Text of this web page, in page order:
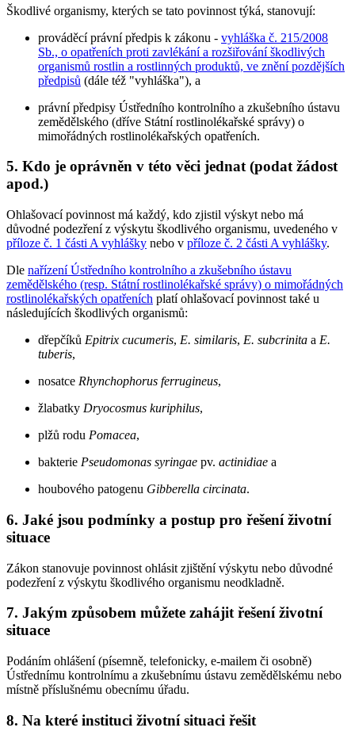
Škodlivé organismy, kterých se tato povinnost týká, stanovují:
prováděcí právní předpis k zákonu - vyhláška č. 215/2008
Sb., o opatřeních proti zavlékání a rozšiřování škodlivých
organismů rostlin a rostlinných produktů, ve znění pozdějších
předpisů (dále též "vyhláška"), a
právní předpisy Ústředního kontrolního a zkušebního ústavu
zemědělského (dříve Státní rostlinolékařské správy) o
mimořádných rostlinolékařských opatřeních.
5. Kdo je oprávněn v této věci jednat (podat žádost
apod.)
Ohlašovací povinnost má každý, kdo zjistil výskyt nebo má
důvodné podezření z výskytu škodlivého organismu, uvedeného v
příloze č. 1 části A vyhlášky nebo v příloze č. 2 části A vyhlášky.
Dle nařízení Ústředního kontrolního a zkušebního ústavu
zemědělského (resp. Státní rostlinolékařské správy) o mimořádných
rostlinolékařských opatřeních platí ohlašovací povinnost také u
následujících škodlivých organismů:
dřepčíků Epitrix cucumeris, E. similaris, E. subcrinita a E.
tuberis,
nosatce Rhynchophorus ferrugineus,
žlabatky Dryocosmus kuriphilus,
plžů rodu Pomacea,
bakterie Pseudomonas syringae pv. actinidiae a
houbového patogenu Gibberella circinata.
6. Jaké jsou podmínky a postup pro řešení životní
situace
Zákon stanovuje povinnost ohlásit zjištění výskytu nebo důvodné
podezření z výskytu škodlivého organismu neodkladně.
7. Jakým způsobem můžete zahájit řešení životní
situace
Podáním ohlášení (písemně, telefonicky, e-mailem či osobně)
Ústřednímu kontrolnímu a zkušebnímu ústavu zemědělskému nebo
místně příslušnému obecnímu úřadu.
8. Na které instituci životní situaci řešit